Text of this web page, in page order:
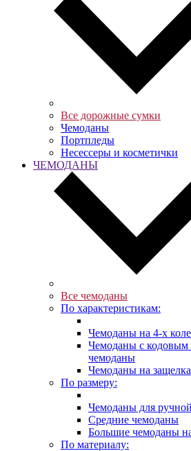
Все дорожные сумки
Чемоданы
Портпледы
Несессеры и косметички
ЧЕМОДАНЫ
Все чемоданы
По характеристикам:
Чемоданы на 4-х
Чемоданы с кодовым
чемоданы
Чемоданы на
По размеру:
Чемоданы для
Средние чемоданы
Большие чемоданы
По материалу: